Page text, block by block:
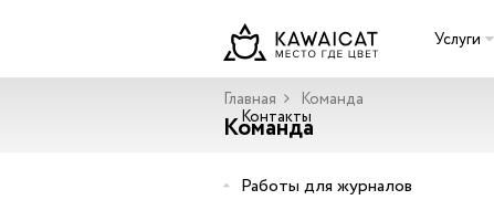
Услуги
Контакты
Главная Команда
Команда
Работы для журналов